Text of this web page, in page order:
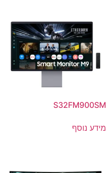
S32FM900SM
מידע נוסף